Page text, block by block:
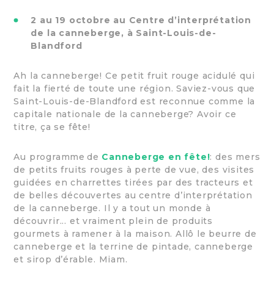
2 au 19 octobre au Centre d’interprétation
de la canneberge, à Saint-Louis-de-
Blandford
Ah la canneberge! Ce petit fruit rouge acidulé qui
fait la fierté de toute une région. Saviez-vous que
Saint-Louis-de-Blandford est reconnue comme la
capitale nationale de la canneberge? Avoir ce
titre, ça se fête!
Au programme de Canneberge en fête!: des mers
de petits fruits rouges à perte de vue, des visites
guidées en charrettes tirées par des tracteurs et
de belles découvertes au centre d’interprétation
de la canneberge. Il y a tout un monde à
découvrir... et vraiment plein de produits
gourmets à ramener à la maison. Allô le beurre de
canneberge et la terrine de pintade, canneberge
et sirop d’érable. Miam.